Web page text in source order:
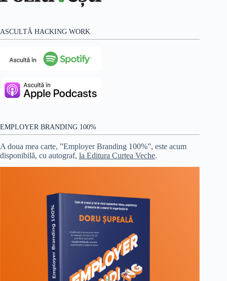
ASCULTĂ HACKING WORK
EMPLOYER BRANDING 100%
A doua mea carte, ”Employer Branding 100%”, este acum
disponibilă, cu autograf, la Editura Curtea Veche.